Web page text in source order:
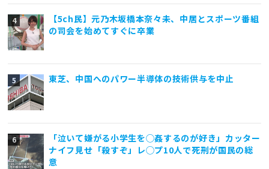
【5ch民】元乃木坂橋本奈々未、中居とスポーツ番組
の司会を始めてすぐに卒業
東芝、中国へのパワー半導体の技術供与を中止
「泣いて嫌がる小学生を◯姦するのが好き」カッター
ナイフ見せ「殺すぞ」レ◯プ10人で死刑が国民の総
意